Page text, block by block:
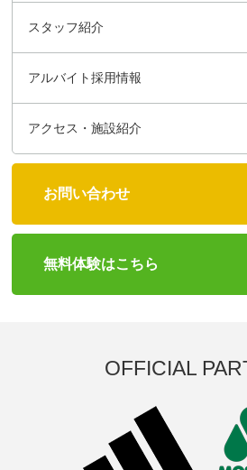
スタッフ紹介
アルバイト採用情報
アクセス・施設紹介
お問い合わせ
無料体験はこちら
OFFICIAL